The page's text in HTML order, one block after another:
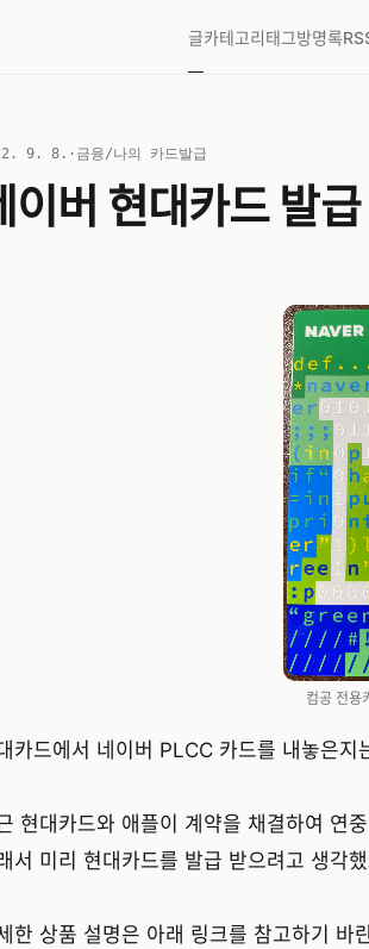
글카테고리태그방명록
9. 8. · 금융/나의 카드발급
이버 현대카드 발
컴공 전용
카드에서 네이버 PLCC 카드를 내놓은지
현대카드와 애플이 계약을 채결하여 연
서 미리 현대카드를 발급 받으려고 생각
한 상품 설명은 아래 링크를 참고하기 바